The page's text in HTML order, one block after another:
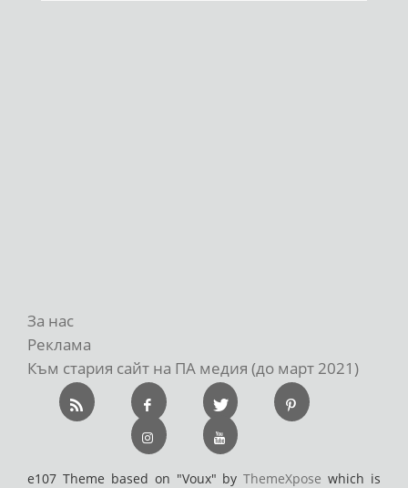
За нас
Реклама
Към стария сайт на ПА медия (до март 2021)
e107 Theme based on "Voux" byThemeXpose which is